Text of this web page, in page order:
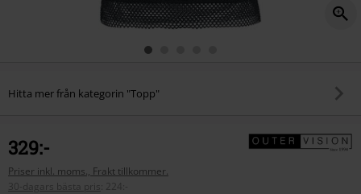
Hitta mer från kategorin "Topp"
329:-
Priser inkl. moms., Frakt tillkommer.
30-dagars bästa pris
224:-